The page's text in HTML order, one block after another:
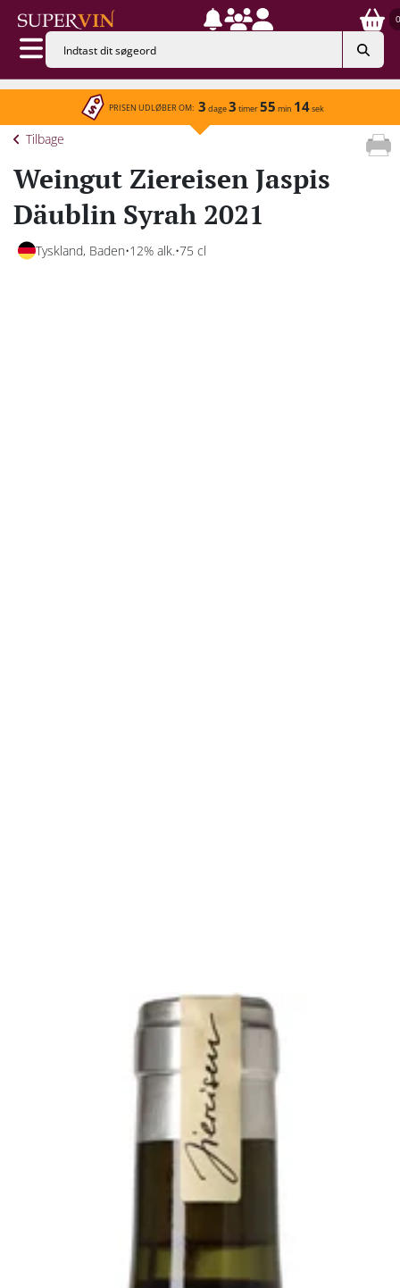
0
PRISEN UDLØBER OM: 3 dage3 timer55 min 14sek
Tilbage
Weingut Ziereisen Jaspis
Däublin Syrah 2021
Tyskland, Baden 12% alk. 75 cl